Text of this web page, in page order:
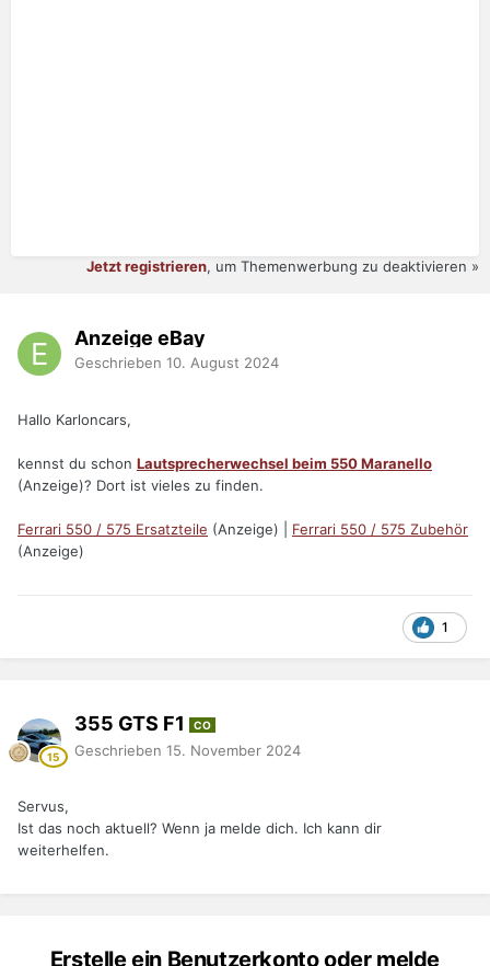
Jetzt registrieren, um Themenwerbung zu deaktivieren »
Anzeige eBay
Geschrieben 10. August 2024
Hallo Karloncars,
kennst du schon Lautsprecherwechsel beim 550 Maranello
(Anzeige)? Dort ist vieles zu finden.
Ferrari 550 / 575 Ersatzteile (Anzeige) | Ferrari 550 / 575 Zubehör
(Anzeige)
1
355 GTS F1 CO
Geschrieben 15. November 2024
Servus,
Ist das noch aktuell? Wenn ja melde dich. Ich kann dir
weiterhelfen.
Erstelle ein Benutzerkonto oder melde